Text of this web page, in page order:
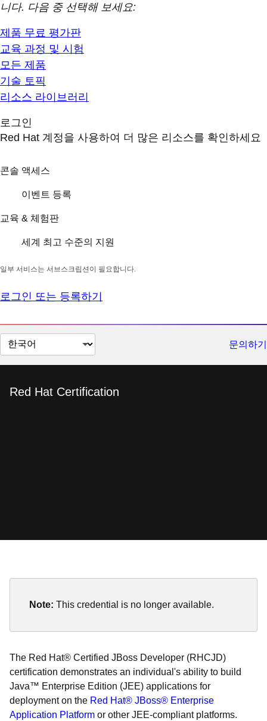
니다. 다음 중 선택해 보세요:
제품 무료 평가판
교육 과정 및 시험
모든 제품
기술 토픽
리소스 라이브러리
로그인
Red Hat 계정을 사용하여 더 많은 리소스를 확인하세요
콘솔 액세스
이벤트 등록
교육 & 체험판
세계 최고 수준의 지원
일부 서비스는 서브스크립션이 필요합니다.
로그인 또는 등록하기
페
이
언
문의하기
Red Hat Certification
Note: This credential is no longer available.
The Red Hat® Certified JBoss Developer (RHCJD)
certification demonstrates an individual's ability to build
Java™ Enterprise Edition (JEE) applications for
deployment on the Red Hat® JBoss® Enterprise
Application Platform or other JEE-compliant platforms.